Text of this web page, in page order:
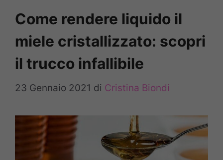
Come rendere liquido il
miele cristallizzato: scopri
il trucco infallibile
23 Gennaio 2021 di Cristina Biondi